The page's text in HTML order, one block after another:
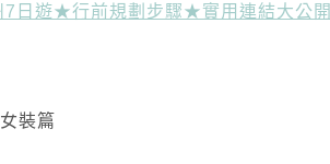
7日遊★行前規劃步驟★實用連結大公開
裝篇